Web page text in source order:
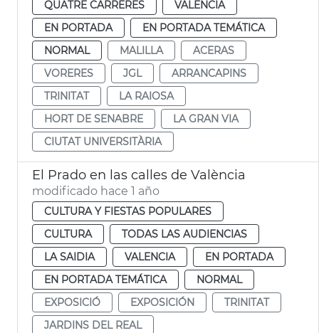
QUATRE CARRERES
VALENCIA
EN PORTADA
EN PORTADA TEMÁTICA
NORMAL
MALILLA
ACERAS
VORERES
JGL
ARRANCAPINS
TRINITAT
LA RAIOSA
HORT DE SENABRE
LA GRAN VIA
CIUTAT UNIVERSITÀRIA
El Prado en las calles de València
modificado hace 1 año
CULTURA Y FIESTAS POPULARES
CULTURA
TODAS LAS AUDIENCIAS
LA SAIDIA
VALENCIA
EN PORTADA
EN PORTADA TEMÁTICA
NORMAL
EXPOSICIÓ
EXPOSICIÓN
TRINITAT
JARDINS DEL REAL